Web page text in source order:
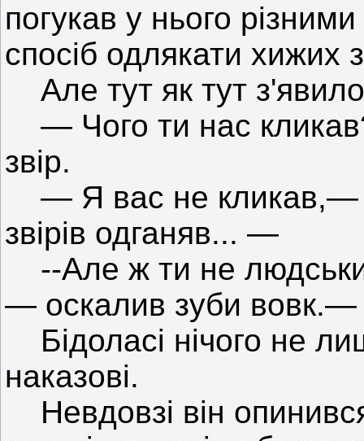
погукав у нього
спосіб одлякати хижих
Але тут як тут
— Чого ти нас
звір.
— Я вас не кликав,—
звірів одганяв... —
--Але ж ти не
— оскалив зуби
Бідоласі нічого не
наказові.
Невдовзі він